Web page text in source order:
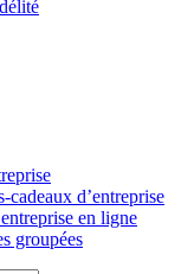
cadeaux d’entreprise
en ligne
groupées